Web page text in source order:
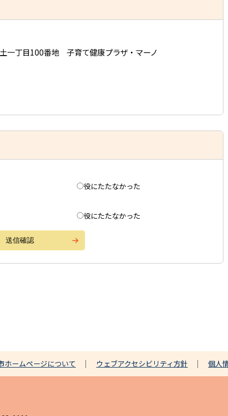
一丁目100番地 子育て健康プラザ・マーノ
役にたたなかった
役にたたなかった
ホームページについて ウェブアクセシビリティ方針 個人